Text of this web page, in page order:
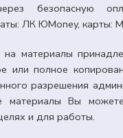
День русского
безопасную
ЛК ЮMoney, карты:
на материалы
или полное
разрешения
Вы можете
и для работы.